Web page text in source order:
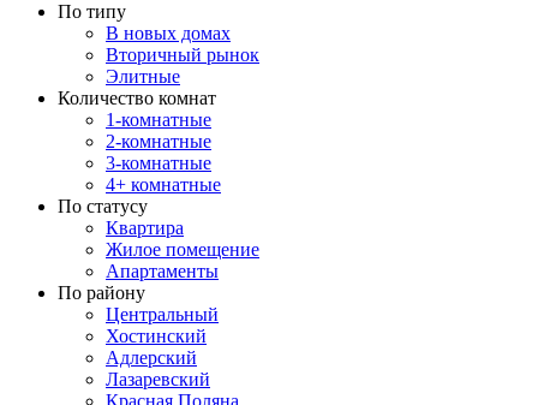
По типу
В новых домах
Вторичный рынок
Элитные
Количество комнат
1-комнатные
2-комнатные
3-комнатные
4+ комнатные
По статусу
Квартира
Жилое помещение
Апартаменты
По району
Центральный
Хостинский
Адлерский
Лазаревский